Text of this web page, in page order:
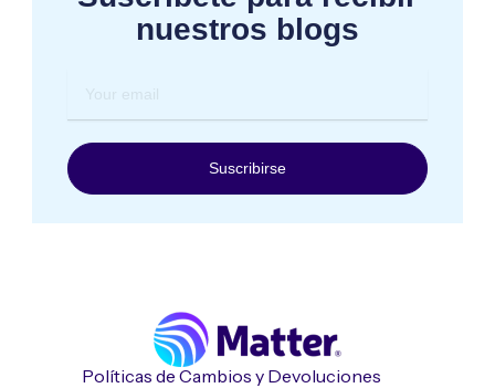
nuestros blogs
Suscribirse
Políticas de Cambios y Devoluciones